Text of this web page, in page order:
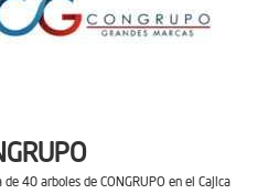
de 40 arboles de CONGRUPO en el Cajica